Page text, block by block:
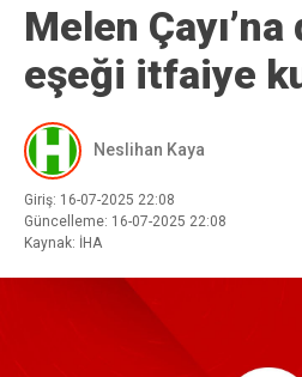
Melen Çayı’na
eşeği itfaiye
Neslihan Kaya
Giriş: 16-07-2025 22:08
Güncelleme: 16-07-2025 22:08
Kaynak: İHA